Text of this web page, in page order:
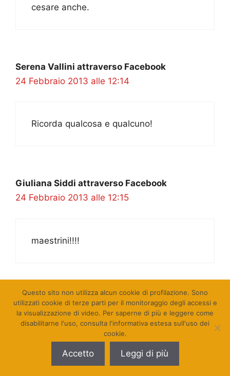
cesare anche.
Serena Vallini attraverso Facebook
24 Febbraio 2013 alle 12:14
Ricorda qualcosa e qualcuno!
Giuliana Siddi attraverso Facebook
24 Febbraio 2013 alle 12:15
maestrini!!!!
Silvana Lobina attraverso Facebook
24 Febbraio 2013 alle 12:15
… ogni riferimento è puramente casuale
Questo sito non utilizza alcun cookie di profilazione. Sono
utilizzati cookie di terze parti per il monitoraggio degli accessi e
la visualizzazione di video. Per saperne di più e leggere come
disabilitarne l'uso, consulta l'informativa estesa sull'uso dei
cookie.
Accetto Leggi di più